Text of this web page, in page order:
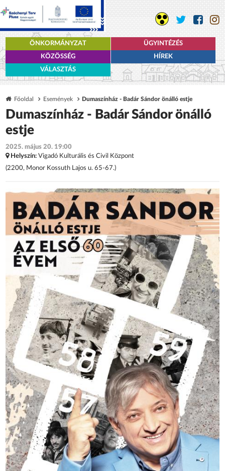
ÖNKORMÁNYZAT
ÜGYINTÉZÉS
KÖZÖSSÉG
HÍREK
VÁLASZTÁS
Főoldal Események Dumaszínház - Badár Sándor önálló estje
Dumaszínház - Badár Sándor önálló
estje
2025. május 20. 19:00
Helyszín: Vigadó Kulturális és Civil Központ
(2200, Monor Kossuth Lajos u. 65-67.)